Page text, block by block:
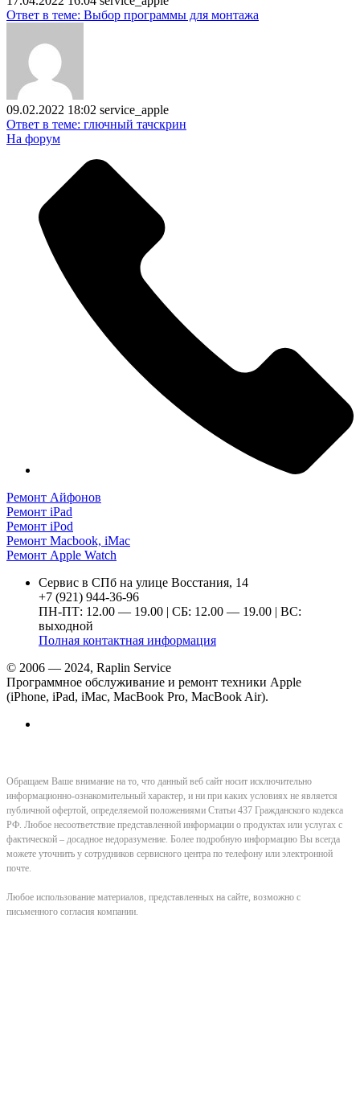
Ответ в теме: Выбор программы для монтажа
09.02.2022 18:02 service_apple
Ответ в теме: глючный тачскрин
На форум
Ремонт Айфонов
Ремонт iPad
Ремонт iPod
Ремонт Macbook, iMac
Ремонт Apple Watch
Сервис в СПб на улице Восстания, 14
+7 (921) 944-36-96
ПН-ПТ: 12.00 — 19.00 | СБ: 12.00 — 19.00 | ВС:
выходной
Полная контактная информация
© 2006 — 2024, Raplin Service
Программное обслуживание и ремонт техники Apple
(iPhone, iPad, iMac, MacBook Pro, MacBook Air).
Обращаем Ваше внимание на то, что данный веб сайт носит исключительно
информационно-ознакомительный характер, и ни при каких условиях не является
публичной офертой, определяемой положениями Статьи 437 Гражданского кодекса
РФ. Любое несоответствие представленной информации о продуктах или услугах с
фактической – досадное недоразумение. Более подробную информацию Вы всегда
можете уточнить у сотрудников сервисного центра по телефону или электронной
почте.
Любое использование материалов, представленных на сайте, возможно с
письменного согласия компании.